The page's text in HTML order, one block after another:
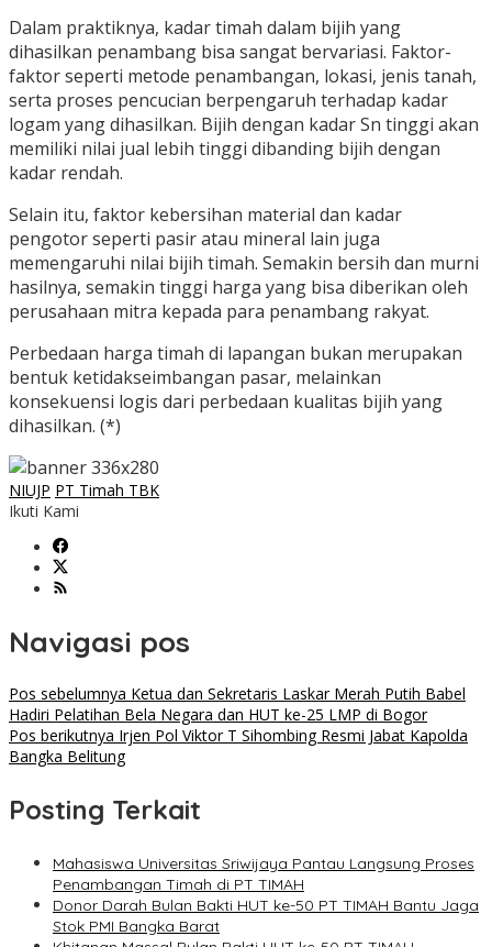
Dalam praktiknya, kadar timah dalam bijih yang
dihasilkan penambang bisa sangat bervariasi. Faktor-
faktor seperti metode penambangan, lokasi, jenis tanah,
serta proses pencucian berpengaruh terhadap kadar
logam yang dihasilkan. Bijih dengan kadar Sn tinggi akan
memiliki nilai jual lebih tinggi dibanding bijih dengan
kadar rendah.
Selain itu, faktor kebersihan material dan kadar
pengotor seperti pasir atau mineral lain juga
memengaruhi nilai bijih timah. Semakin bersih dan murni
hasilnya, semakin tinggi harga yang bisa diberikan oleh
perusahaan mitra kepada para penambang rakyat.
Perbedaan harga timah di lapangan bukan merupakan
bentuk ketidakseimbangan pasar, melainkan
konsekuensi logis dari perbedaan kualitas bijih yang
dihasilkan. (*)
NIUJP PT Timah TBK
Ikuti Kami
Navigasi pos
Pos sebelumnya Ketua dan Sekretaris Laskar Merah Putih Babel
Hadiri Pelatihan Bela Negara dan HUT ke-25 LMP di Bogor
Pos berikutnya Irjen Pol Viktor T Sihombing Resmi Jabat Kapolda
Bangka Belitung
Posting Terkait
Mahasiswa Universitas Sriwijaya Pantau Langsung Proses
Penambangan Timah di PT TIMAH
Donor Darah Bulan Bakti HUT ke-50 PT TIMAH Bantu Jaga
Stok PMI Bangka Barat